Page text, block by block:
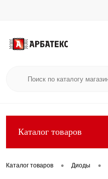
Каталог товаров
Каталог товаров • Диоды •